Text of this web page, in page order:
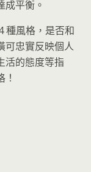
平衡。
種風格，是否和
可忠實反映個人
活的態度等指
！